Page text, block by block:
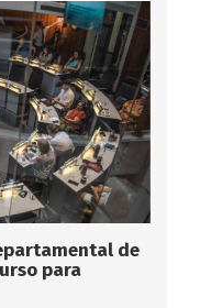
de
para